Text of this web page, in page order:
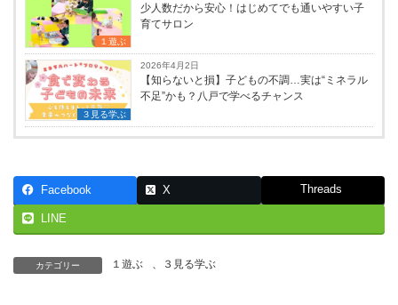
１遊ぶ
少人数だから安心！はじめてでも通いやすい子
育てサロン
３見る学ぶ
2026年4月2日
【知らないと損】子どもの不調…実は“ミネラル
不足”かも？八戸で学べるチャンス
Facebook X Threads
LINE
カテゴリー １遊ぶ ３見る学ぶ